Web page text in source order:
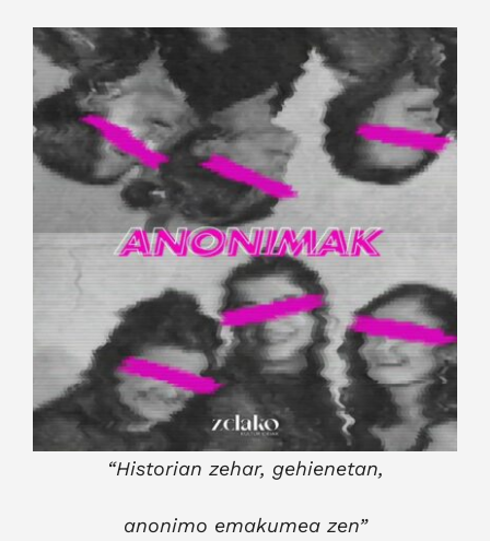
View
Larger
Image
“Historian zehar, gehienetan,
anonimo emakumea zen”